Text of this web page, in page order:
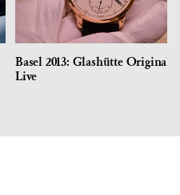
Basel 2013: Glashütte Original
Live